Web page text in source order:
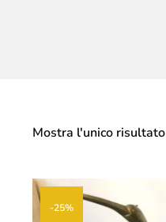
Mostra l'unico risultato
-25%